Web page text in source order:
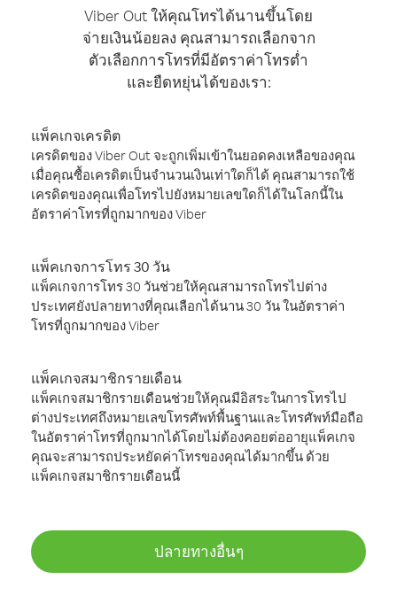
Viber Out ให้คุณโทรได้นานขึ้นโดย
จ่ายเงินน้อยลง คุณสามารถเลือกจาก
ตัวเลือกการโทรที่มีอัตราค่าโทรต่ำ
และยืดหยุ่นได้ของเรา:
แพ็คเกจเครดิต
เครดิตของ Viber Out จะถูกเพิ่มเข้าในยอดคงเหลือของคุณ
เมื่อคุณซื้อเครดิตเป็นจำนวนเงินเท่าใดก็ได้ คุณสามารถใช้
เครดิตของคุณเพื่อโทรไปยังหมายเลขใดก็ได้ในโลกนี้ใน
อัตราค่าโทรที่ถูกมากของ Viber
แพ็คเกจการโทร 30 วัน
แพ็คเกจการโทร 30 วันช่วยให้คุณสามารถโทรไปต่าง
ประเทศยังปลายทางที่คุณเลือกได้นาน 30 วัน ในอัตราค่า
โทรที่ถูกมากของ Viber
แพ็คเกจสมาชิกรายเดือน
แพ็คเกจสมาชิกรายเดือนช่วยให้คุณมีอิสระในการโทรไป
ต่างประเทศถึงหมายเลขโทรศัพท์พื้นฐานและโทรศัพท์มือถือ
ในอัตราค่าโทรที่ถูกมากได้โดยไม่ต้องคอยต่ออายุแพ็คเกจ
คุณจะสามารถประหยัดค่าโทรของคุณได้มากขึ้น ด้วย
แพ็คเกจสมาชิกรายเดือนนี้
ปลายทางอื่นๆ